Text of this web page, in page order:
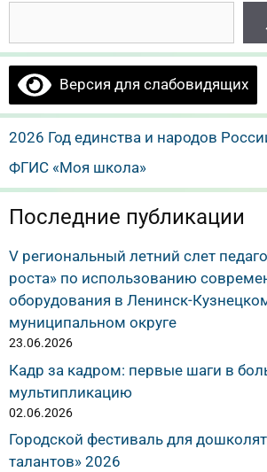
Версия для слабовидящих
2026 Год единства и народов
ФГИС «Моя школа»
Последние публикации
V региональный летний слет
роста» по использованию
оборудования в Ленинск-
муниципальном округе
23.06.2026
Кадр за кадром: первые шаги в
мультипликацию
02.06.2026
Городской фестиваль для
талантов» 2026